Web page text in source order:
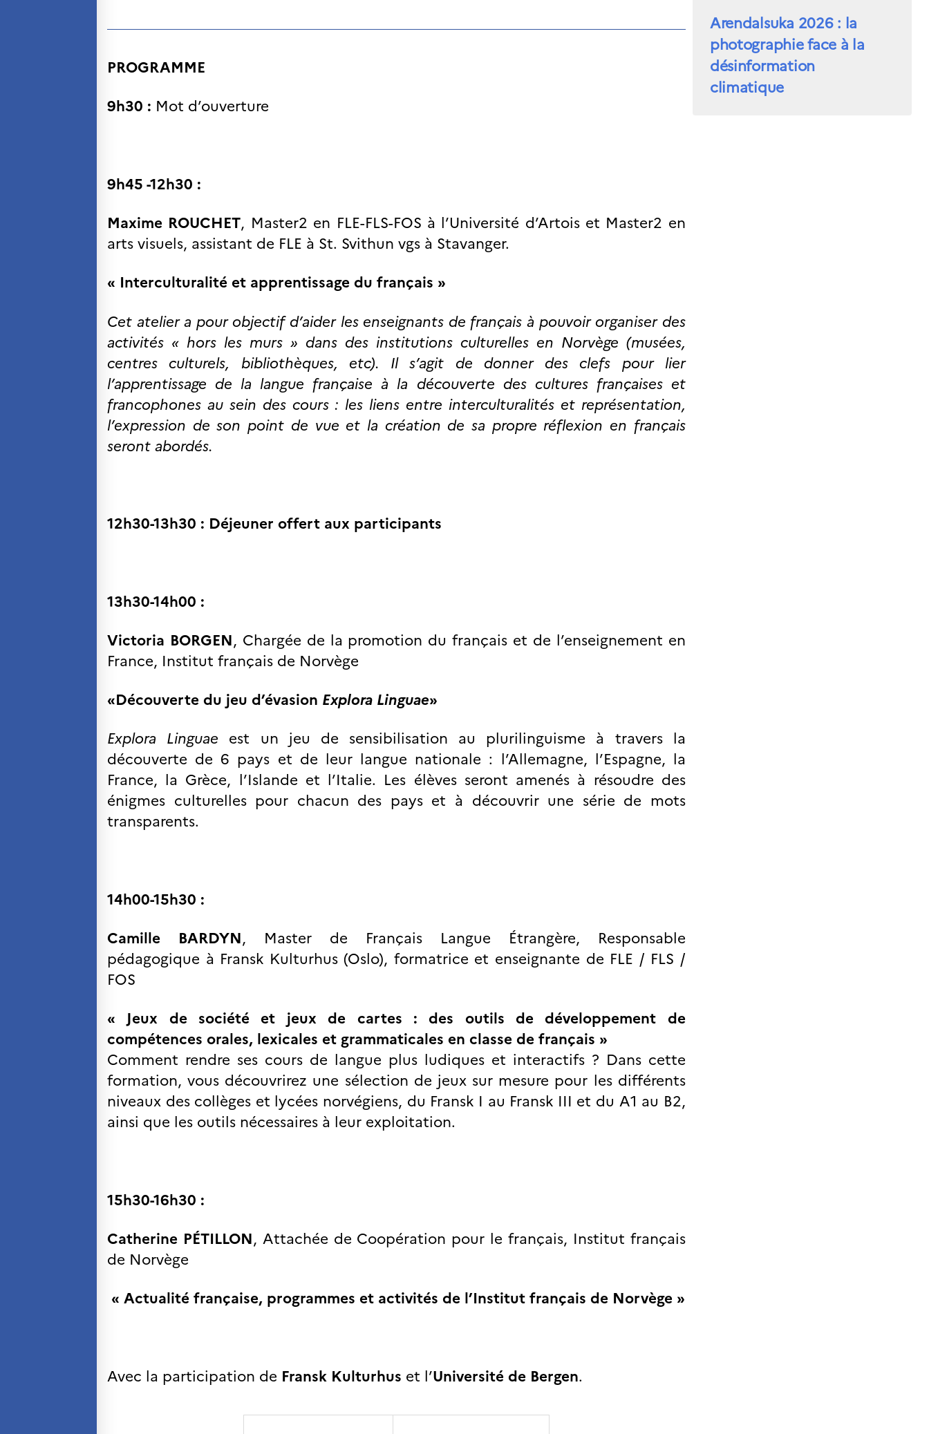
Arctic Frontiers
France Excellence Research
Programme Norway
Science Night
PROGRAMME
9h30 : Mot d’ouverture
9h45 -12h30 :
Maxime ROUCHET, Master2 en FLE-FLS-FOS à l’Université d’Artois et Master2 en
arts visuels, assistant de FLE à St. Svithun vgs à Stavanger.
« Interculturalité et apprentissage du français »
Cet atelier a pour objectif d’aider les enseignants de français à pouvoir organiser des
activités « hors les murs » dans des institutions culturelles en Norvège (musées,
centres culturels, bibliothèques, etc). Il s’agit de donner des clefs pour lier
l’apprentissage de la langue française à la découverte des cultures françaises et
francophones au sein des cours : les liens entre interculturalités et représentation,
l’expression de son point de vue et la création de sa propre réflexion en français
seront abordés.
12h30-13h30 : Déjeuner offert aux participants
13h30-14h00 :
Victoria BORGEN, Chargée de la promotion du français et de l’enseignement en
France, Institut français de Norvège
«Découverte du jeu d’évasion Explora Linguae»
Explora Linguae est un jeu de sensibilisation au plurilinguisme à travers la
découverte de 6 pays et de leur langue nationale : l’Allemagne, l’Espagne, la
France, la Grèce, l’Islande et l’Italie. Les élèves seront amenés à résoudre des
énigmes culturelles pour chacun des pays et à découvrir une série de mots
transparents.
14h00-15h30 :
Camille BARDYN, Master de Français Langue Étrangère, Responsable
pédagogique à Fransk Kulturhus (Oslo), formatrice et enseignante de FLE / FLS /
FOS
«Jeux de société et jeux de cartes : des outils de développement de
compétences orales, lexicales et grammaticales en classe de français »
Comment rendre ses cours de langue plus ludiques et interactifs ? Dans cette
formation, vous découvrirez une sélection de jeux sur mesure pour les différents
niveaux des collèges et lycées norvégiens, du Fransk I au Fransk III et du A1 au B2,
ainsi que les outils nécessaires à leur exploitation.
15h30-16h30 :
Catherine PÉTILLON, Attachée de Coopération pour le français, Institut français
de Norvège
« Actualité française, programmes et activités de l’Institut français de Norvège »
Avec la participation de Fransk Kulturhus et l’Université de Bergen.
Arendalsuka 2026 : la
photographie face à la
désinformation
climatique